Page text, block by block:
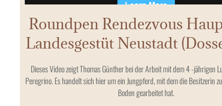
Roundpen Rendezvous
Landesgestüt Neustadt
Dieses Video zeigt Thomas Günther bei der Arbeit mit dem 4 -jährigen
Peregrino. Es handelt sich hier um ein Jungpferd, mit dem die Besitzerin
Boden gearbeitet hat.